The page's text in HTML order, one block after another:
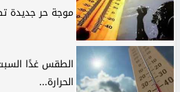
موجة حر جديدة تضرب 8 دول
الحرارة...